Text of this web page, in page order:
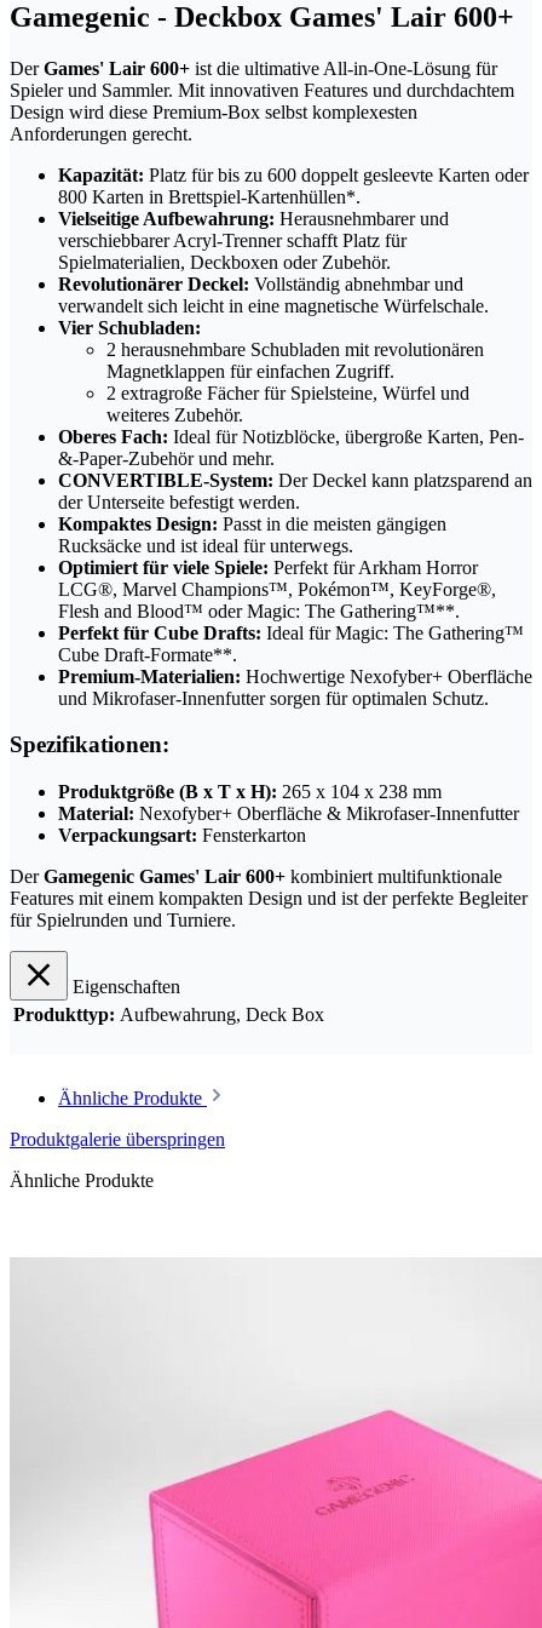
Gamegenic - Deckbox Games' Lair 600+
DerGames' Lair 600+ ist die ultimative All-in-One-Lösung für
Spieler und Sammler. Mit innovativen Features und durchdachtem
Design wird diese Premium-Box selbst komplexesten
Anforderungen gerecht.
Kapazität: Platz für bis zu 600 doppelt gesleevte Karten oder
800 Karten in Brettspiel-Kartenhüllen*.
Vielseitige Aufbewahrung: Herausnehmbarer und
verschiebbarer Acryl-Trenner schafft Platz für
Spielmaterialien, Deckboxen oder Zubehör.
Revolutionärer Deckel: Vollständig abnehmbar und
verwandelt sich leicht in eine magnetische Würfelschale.
Vier Schubladen:
2 herausnehmbare Schubladen mit revolutionären
Magnetklappen für einfachen Zugriff.
2 extragroße Fächer für Spielsteine, Würfel und
weiteres Zubehör.
Oberes Fach: Ideal für Notizblöcke, übergroße Karten, Pen-
&-Paper-Zubehör und mehr.
CONVERTIBLE-System: Der Deckel kann platzsparend an
der Unterseite befestigt werden.
Kompaktes Design: Passt in die meisten gängigen
Rucksäcke und ist ideal für unterwegs.
Optimiert für viele Spiele: Perfekt für Arkham Horror
LCG®, Marvel Champions™, Pokémon™, KeyForge®,
Flesh and Blood™ oder Magic: The Gathering™**.
Perfekt für Cube Drafts: Ideal für Magic: The Gathering™
Cube Draft-Formate**.
Premium-Materialien: Hochwertige Nexofyber+ Oberfläche
und Mikrofaser-Innenfutter sorgen für optimalen Schutz.
Spezifikationen:
Produktgröße (B x T x H): 265 x 104 x 238 mm
Material: Nexofyber+ Oberfläche & Mikrofaser-Innenfutter
Verpackungsart: Fensterkarton
DerGamegenic Games' Lair 600+ kombiniert multifunktionale
Features mit einem kompakten Design und ist der perfekte Begleiter
für Spielrunden und Turniere.
Eigenschaften
Produkttyp: Aufbewahrung, Deck Box
Ähnliche Produkte
Produktgalerie überspringen
Ähnliche Produkte